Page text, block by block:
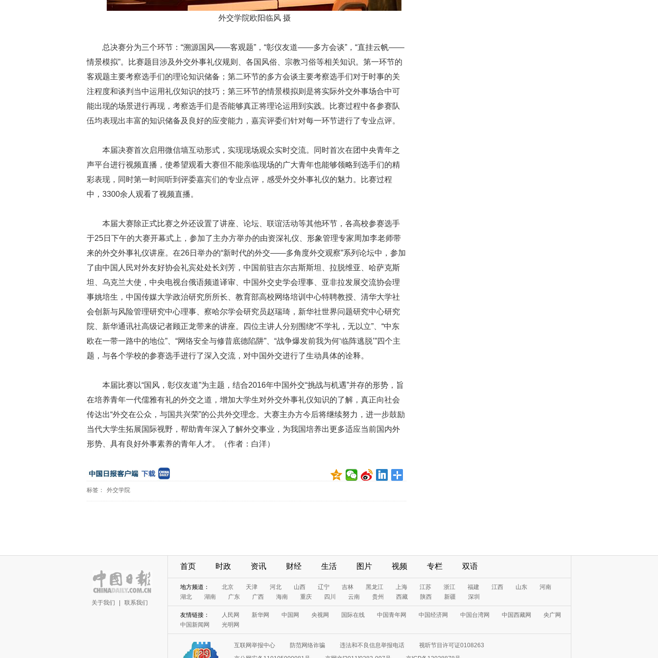
外交学院欧阳临风 摄
总决赛分为三个环节：“溯源国风——客观题”，“彰仪友道——多方会谈”，“直挂云帆——
情景模拟”。比赛题目涉及外交外事礼仪规则、各国风俗、宗教习俗等相关知识。第一环节的
客观题主要考察选手们的理论知识储备；第二环节的多方会谈主要考察选手们对于时事的关
注程度和谈判当中运用礼仪知识的技巧；第三环节的情景模拟则是将实际外交外事场合中可
能出现的场景进行再现，考察选手们是否能够真正将理论运用到实践。比赛过程中各参赛队
伍均表现出丰富的知识储备及良好的应变能力，嘉宾评委们针对每一环节进行了专业点评。
本届决赛首次启用微信墙互动形式，实现现场观众实时交流。同时首次在团中央青年之
声平台进行视频直播，使希望观看大赛但不能亲临现场的广大青年也能够领略到选手们的精
彩表现，同时第一时间听到评委嘉宾们的专业点评，感受外交外事礼仪的魅力。比赛过程
中，3300余人观看了视频直播。
本届大赛除正式比赛之外还设置了讲座、论坛、联谊活动等其他环节，各高校参赛选手
于25日下午的大赛开幕式上，参加了主办方举办的由资深礼仪、形象管理专家周加李老师带
来的外交外事礼仪讲座。在26日举办的“新时代的外交——多角度外交观察”系列论坛中，参加
了由中国人民对外友好协会礼宾处处长刘芳，中国前驻吉尔吉斯斯坦、拉脱维亚、哈萨克斯
坦、乌克兰大使，中央电视台俄语频道译审、中国外交史学会理事、亚非拉发展交流协会理
事姚培生，中国传媒大学政治研究所所长、教育部高校网络培训中心特聘教授、清华大学社
会创新与风险管理研究中心理事、察哈尔学会研究员赵瑞琦，新华社世界问题研究中心研究
院、新华通讯社高级记者顾正龙带来的讲座。四位主讲人分别围绕“不学礼，无以立”、“中东
欧在一带一路中的地位”、“网络安全与修昔底德陷阱”、“战争爆发前我为何‘临阵逃脱’”四个主
题，与各个学校的参赛选手进行了深入交流，对中国外交进行了生动具体的诠释。
本届比赛以“国风，彰仪友道”为主题，结合2016年中国外交“挑战与机遇”并存的形势，旨
在培养青年一代儒雅有礼的外交之道，增加大学生对外交外事礼仪知识的了解，真正向社会
传达出“外交在公众，与国共兴荣”的公共外交理念。大赛主办方今后将继续努力，进一步鼓励
当代大学生拓展国际视野，帮助青年深入了解外交事业，为我国培养出更多适应当前国内外
形势、具有良好外事素养的青年人才。（作者：白洋）
标签： 外交学院
关于我们 联系我们
首页 时政 资讯 财经 生活 图片 视频 专栏 双语
地方频道： 北京 天津 河北 山西 辽宁 吉林 黑龙江 上海 江苏 浙江 福建 江西 山东
河南
湖北
湖南 广东 广西 海南 重庆 四川 云南 贵州 西藏 陕西 新疆 深圳
友情链接： 人民网 新华网 中国网 央视网 国际在线 中国青年网 中国经济网 中国台湾网 中国西藏网
央广网
中国新闻网
光明网
互联网举报中心 防范网络诈骗 违法和不良信息举报电话
视听节目许可证0108263